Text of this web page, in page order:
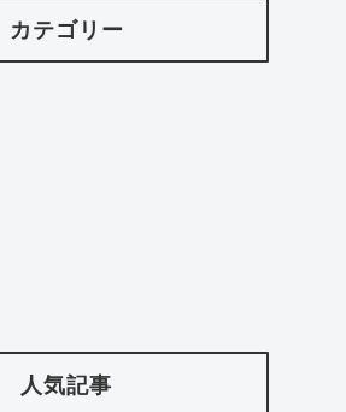
カテゴリー
人気記事